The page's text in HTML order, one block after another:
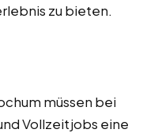
zu bieten.
müssen bei
Vollzeitjobs eine